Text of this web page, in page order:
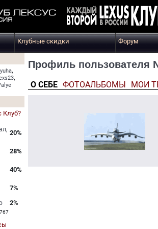
Клубные скидки Форум
,
,
Клуб?
20%
28%
40%
7%
2%
Профиль пользователя
О СЕБЕ ФОТОАЛЬБОМЫ
МОИ